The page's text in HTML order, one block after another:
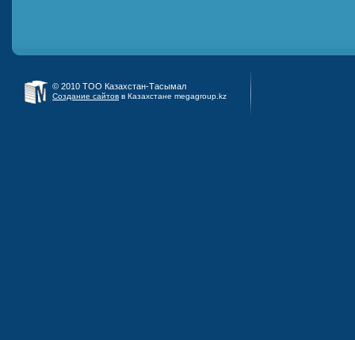
© 2010 ТОО Казахстан-Тасымал
Создание сайтов в Казахстане megagroup.kz